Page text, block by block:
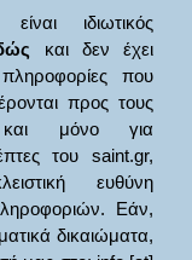
ιδιωτικός
και δεν έχει
που
προς τους
και μόνο για
του saint.gr,
ευθύνη
Εάν,
δικαιώματα,